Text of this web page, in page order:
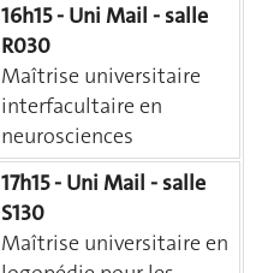
16h15 - Uni Mail - salle
R030
Maîtrise universitaire
interfacultaire en
neurosciences
17h15 - Uni Mail - salle
S130
Maîtrise universitaire en